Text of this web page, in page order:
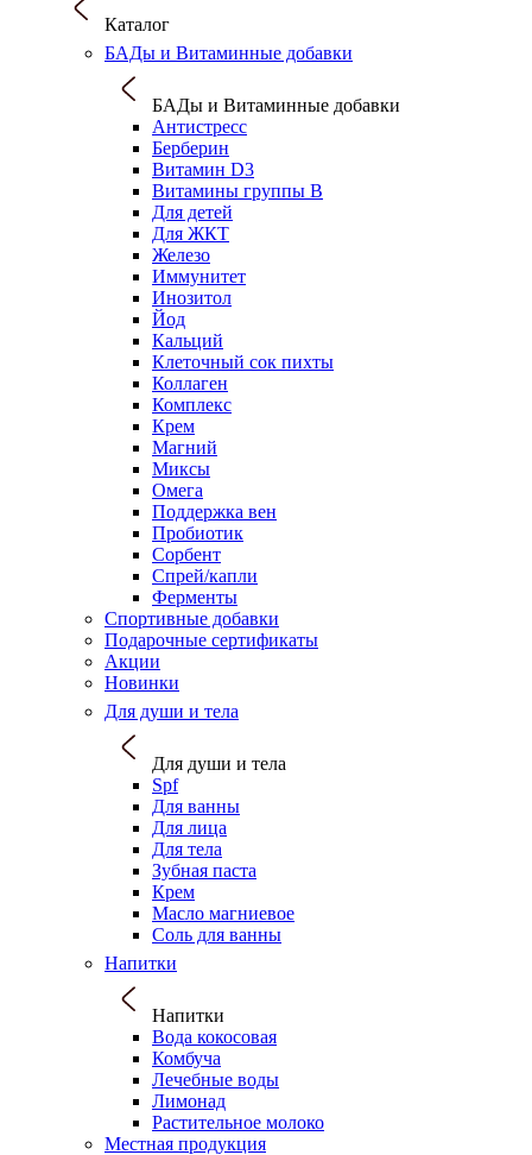
Каталог
БАДы и Витаминные добавки
БАДы и Витаминные добавки
Антистресс
Берберин
Витамин D3
Витамины группы B
Для детей
Для ЖКТ
Железо
Иммунитет
Инозитол
Йод
Кальций
Клеточный сок пихты
Коллаген
Комплекс
Крем
Магний
Миксы
Омега
Поддержка вен
Пробиотик
Сорбент
Спрей/капли
Ферменты
Спортивные добавки
Подарочные сертификаты
Акции
Новинки
Для души и тела
Для души и тела
Spf
Для ванны
Для лица
Для тела
Зубная паста
Крем
Масло магниевое
Соль для ванны
Напитки
Напитки
Вода кокосовая
Комбуча
Лечебные воды
Лимонад
Растительное молоко
Местная продукция